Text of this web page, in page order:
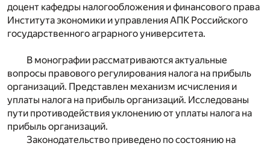
доцент кафедры налогообложения и финансового права
Института экономики и управления АПК Российского
государственного аграрного университета.
В монографии рассматриваются актуальные
вопросы правового регулирования налога на прибыль
организаций. Представлен механизм исчисления и
уплаты налога на прибыль организаций. Исследованы
пути противодействия уклонению от уплаты налога на
прибыль организаций.
Законодательство приведено по состоянию на